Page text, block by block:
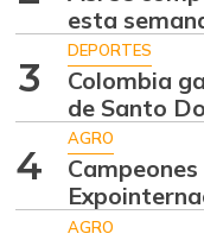
07/25/2026
07/25/2026
esta
3
DEPORTES
Colombia
de Santo
4
AGRO
AGRO